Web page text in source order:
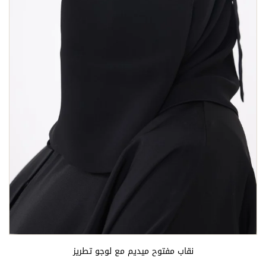
نقاب مفتوح ميديم مع لوجو تطريز